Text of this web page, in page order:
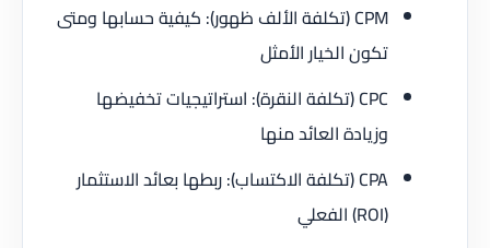
CPM (تكلفة الألف ظهور): كيفية حسابها ومتى
تكون الخيار الأمثل
CPC (تكلفة النقرة): استراتيجيات تخفيضها
وزيادة العائد منها
CPA (تكلفة الاكتساب): ربطها بعائد الاستثمار
(ROI) الفعلي